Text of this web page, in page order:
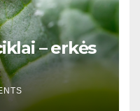
– erkės